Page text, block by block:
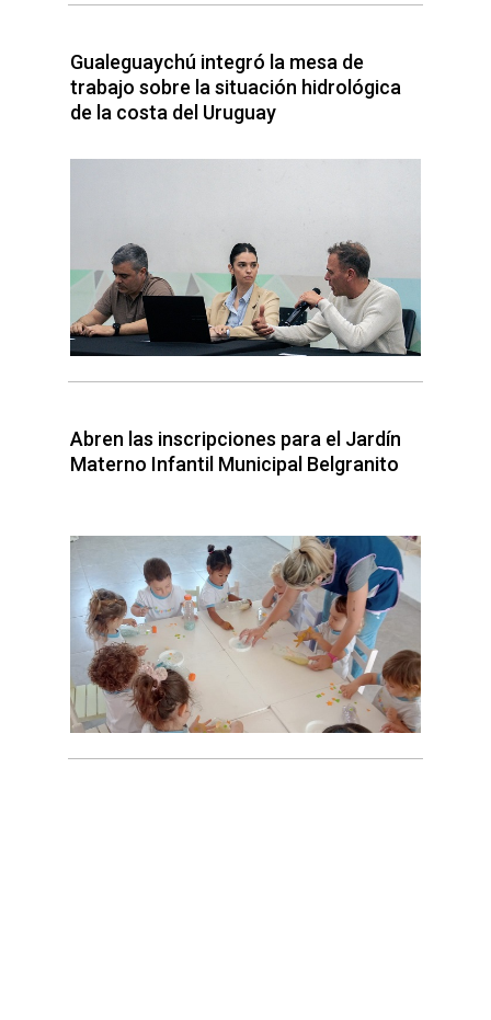
Gualeguaychú integró la mesa de
trabajo sobre la situación hidrológica
de la costa del Uruguay
Abren las inscripciones para el Jardín
Materno Infantil Municipal Belgranito